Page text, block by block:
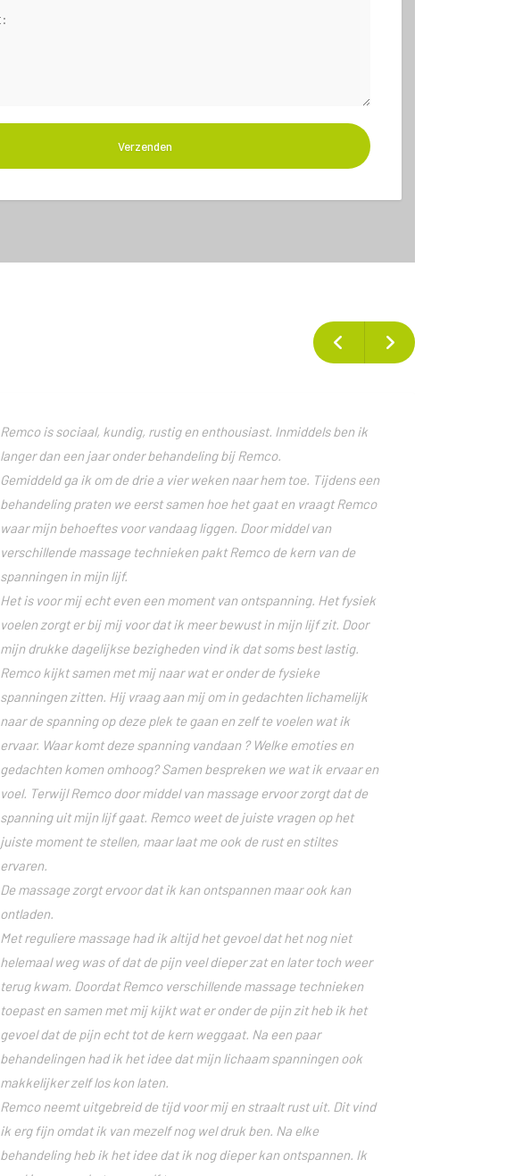
Remco is sociaal, kundig, rustig en enthousiast. Inmiddels ben ik
langer dan een jaar onder behandeling bij Remco.
Gemiddeld ga ik om de drie a vier weken naar hem toe. Tijdens een
behandeling praten we eerst samen hoe het gaat en vraagt Remco
waar mijn behoeftes voor vandaag liggen. Door middel van
verschillende massage technieken pakt Remco de kern van de
spanningen in mijn lijf.
Het is voor mij echt even een moment van ontspanning. Het fysiek
voelen zorgt er bij mij voor dat ik meer bewust in mijn lijf zit. Door
mijn drukke dagelijkse bezigheden vind ik dat soms best lastig.
Remco kijkt samen met mij naar wat er onder de fysieke
spanningen zitten. Hij vraag aan mij om in gedachten lichamelijk
naar de spanning op deze plek te gaan en zelf te voelen wat ik
ervaar. Waar komt deze spanning vandaan ? Welke emoties en
gedachten komen omhoog? Samen bespreken we wat ik ervaar en
voel. Terwijl Remco door middel van massage ervoor zorgt dat de
spanning uit mijn lijf gaat. Remco weet de juiste vragen op het
juiste moment te stellen, maar laat me ook de rust en stiltes
ervaren.
De massage zorgt ervoor dat ik kan ontspannen maar ook kan
ontladen.
Met reguliere massage had ik altijd het gevoel dat het nog niet
helemaal weg was of dat de pijn veel dieper zat en later toch weer
terug kwam. Doordat Remco verschillende massage technieken
toepast en samen met mij kijkt wat er onder de pijn zit heb ik het
gevoel dat de pijn echt tot de kern weggaat. Na een paar
behandelingen had ik het idee dat mijn lichaam spanningen ook
makkelijker zelf los kon laten.
Remco neemt uitgebreid de tijd voor mij en straalt rust uit. Dit vind
ik erg fijn omdat ik van mezelf nog wel druk ben. Na elke
behandeling heb ik het idee dat ik nog dieper kan ontspannen. Ik